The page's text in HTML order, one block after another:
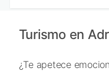
Turismo en
¿Te apetece